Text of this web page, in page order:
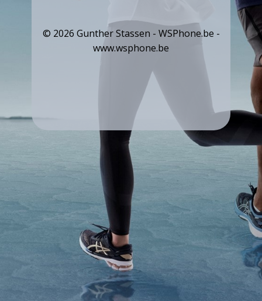
© 2026 Gunther Stassen - WSPhone.be -
www.wsphone.be